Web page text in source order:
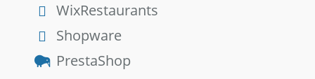
WixRestaurants
Shopware
PrestaShop